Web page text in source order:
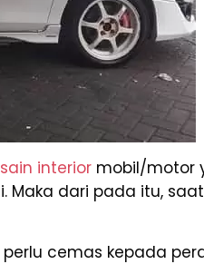
interior mobil/motor
dari pada itu,
cemas kepada